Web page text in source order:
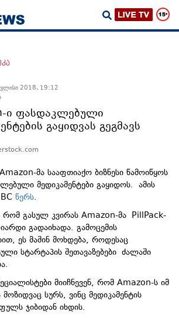
2018, 19:12
ი ფასდაკლებული
გაყიდვას გეგმავს
მა სააფთიაქო ბიზნესი წამოიწყოს
მედიკამენტები გაყიდოს. ამის
წერს.
გასულ კვირას Amazon-მა PillPack-
გადაიხადა. გამოცემის
ეს მაშინ მოხდება, როდესაც
სტარტაპის შეთავაზებები ძალაში
მიიჩნევენ, რომ Amazon-ს იმ
სურს, ვინც მედიკამენტის
ჯიბიდან იხდის.